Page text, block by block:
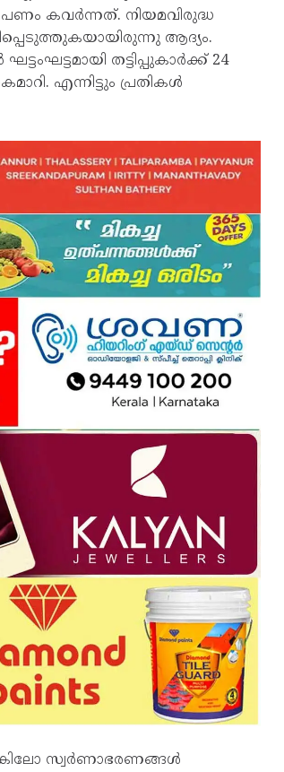
കവർന്നത്. നിയമവിരുദ്ധ
ആദ്യം.
തട്ടിപ്പുകാർക്ക് 24
എന്നിട്ടും പ്രതികൾ
കിലോ സ്വർണാഭരണങ്ങൾ